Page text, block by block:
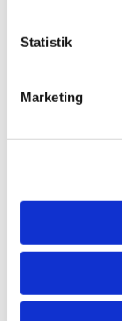
Statistik
Marketing